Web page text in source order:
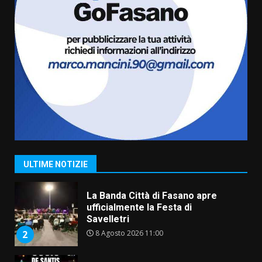
ULTIME NOTIZIE
7 Agosto 2026 06:00
Fasanese ferito a colpi di arma
da fuoco
6 Agosto 2026 18:13
1
Serie D, l’Us Fasano non molla e
conferma di voler ricorrere per
2
La Banda Città di Fasano apre
ufficialmente la Festa di
Savelletri
8 Agosto 2026 11:00